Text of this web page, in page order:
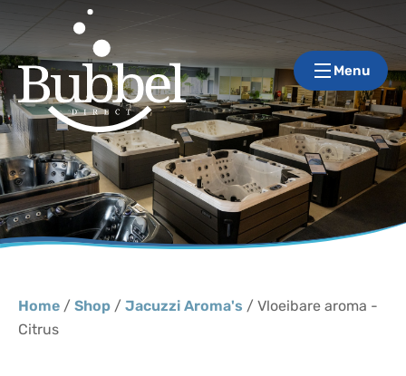
Menu
Home / Shop / Jacuzzi Aroma's / Vloeibare aroma -
Citrus